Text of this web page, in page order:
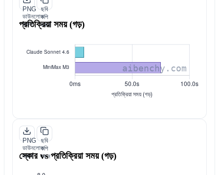
PNG
ডাউনলোড
করুন
ছবি
কপি
করুন
প্রতিক্রিয়া সময় (গড়)
PNG
ডাউনলোড
করুন
ছবি
কপি
করুন
স্কোর vs প্রতিক্রিয়া সময় (গড়)